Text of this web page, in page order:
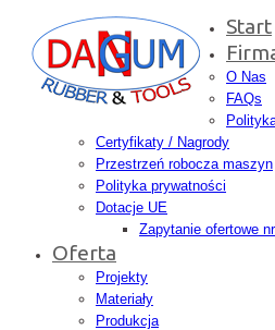
Start
O Nas
FAQs
Certyfikaty / Nagrody
Przestrzeń robocza maszyn
Polityka prywatności
Dotacje UE
Zapytanie ofertowe
Oferta
Projekty
Materiały
Produkcja